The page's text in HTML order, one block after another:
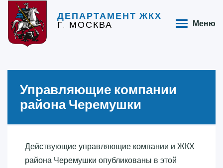
ДЕПАРТАМЕНТ ЖКХ
Г. МОСКВА Меню
Управляющие компании
района Черемушки
Действующие управляющие компании и ЖКХ
района Черемушки опубликованы в этой